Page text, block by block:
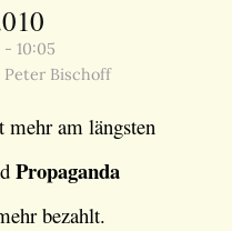
10:05
Bischoff
am längsten
Propaganda
bezahlt.